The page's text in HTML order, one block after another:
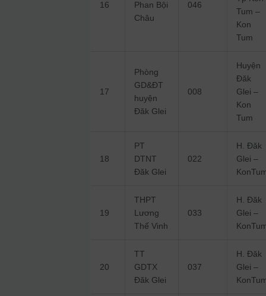
16
Phan Bội
Châu
046
Tum –
Kon
Tum
17
Phòng
GD&ĐT
huyện
Đăk Glei
008
Huyện
Đăk
Glei –
Kon
Tum
18
PT
DTNT
Đăk Glei
022
H. Đăk
Glei –
19
THPT
Lương
Thế Vinh
033
H. Đăk
Glei –
20
TT
GDTX
Đăk Glei
037
H. Đăk
Glei –